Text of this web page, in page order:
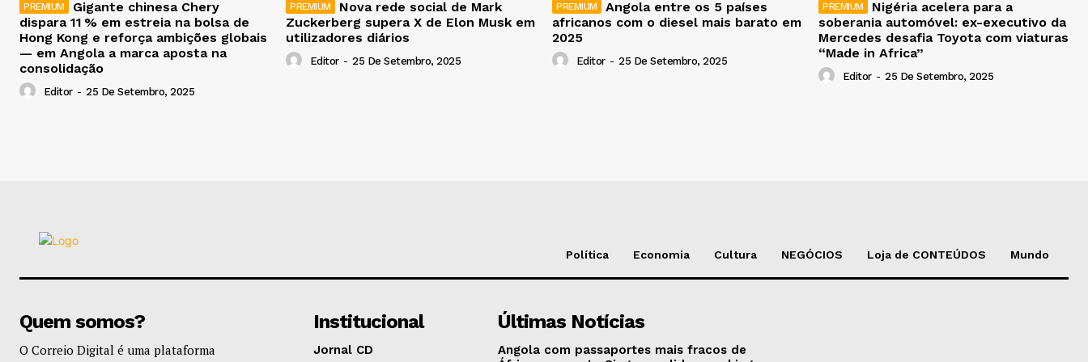
Gigante chinesa Chery
dispara 11 % em estreia na bolsa de
Hong Kong e reforça ambições globais
— em Angola a marca aposta na
consolidação
Editor - 25 De Setembro, 2025
Nova rede social de Mark
Zuckerberg supera X de Elon Musk em
utilizadores diários
Editor - 25 De Setembro, 2025
Angola entre os 5 países
africanos com o diesel mais barato em
2025
Editor - 25 De Setembro, 2025
Nigéria acelera para a
soberania automóvel: ex-executivo da
Mercedes desafia Toyota com viaturas
“Made in Africa”
Editor - 25 De Setembro, 2025
Política Economia Cultura NEGÓCIOS Loja de CONTEÚDOS Mundo
Quem somos?
O Correio Digital é uma plataforma
Institucional
Jornal CD
Últimas Notícias
Angola com passaportes mais fracos de